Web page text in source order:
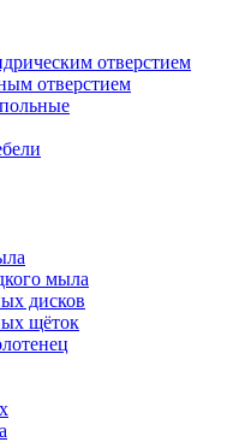
отверстием
отверстием
мыла
дисков
щёток